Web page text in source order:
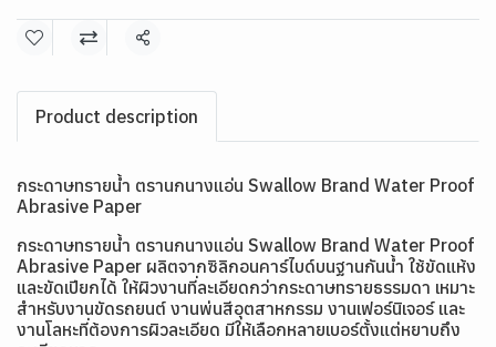
แชร์
Product description
กระดาษทรายน้ำ ตรานกนางแอ่น Swallow Brand Water Proof
Abrasive Paper
กระดาษทรายน้ำ ตรานกนางแอ่น Swallow Brand Water Proof
Abrasive Paper ผลิตจากซิลิกอนคาร์ไบด์บนฐานกันน้ำ ใช้ขัดแห้ง
และขัดเปียกได้ ให้ผิวงานที่ละเอียดกว่ากระดาษทรายธรรมดา เหมาะ
สำหรับงานขัดรถยนต์ งานพ่นสีอุตสาหกรรม งานเฟอร์นิเจอร์ และ
งานโลหะที่ต้องการผิวละเอียด มีให้เลือกหลายเบอร์ตั้งแต่หยาบถึง